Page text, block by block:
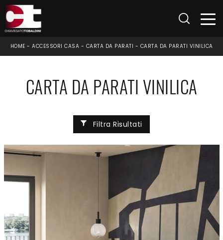
HOME - ACCESSORI CASA - CARTA DA PARATI - CARTA DA PARATI VINILICA
CARTA DA PARATI VINILICA
Filtra Risultati